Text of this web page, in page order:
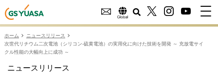
ホーム
ニュースリリース
次世代リチウム二次電池（シリコン‐硫黄電池）の実用化に向けた技術を開発 ～ 充放電サイ
クル性能の大幅向上に成功 ～
ニュースリリース